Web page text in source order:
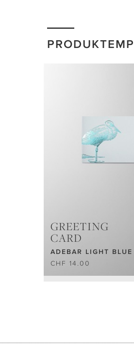
GREETING
CARD
ADEBAR LIGHT BLUE
CHF 14.00